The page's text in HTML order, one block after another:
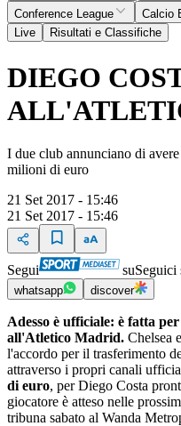
Conference League
Calcio
Live
Risultati e Classifiche
DIEGO
I due club annunciano di
milioni di euro
21 Set 2017 - 15:46
21 Set 2017 - 15:46
Segui suSeguici
whatsapp discover
Adesso è ufficiale: è fatta
all'Atletico Madrid. Chelsea
l'accordo per il trasferimento
attraverso i propri canali
di euro, per Diego Costa
giocatore è atteso nelle
tribuna sabato al Wanda